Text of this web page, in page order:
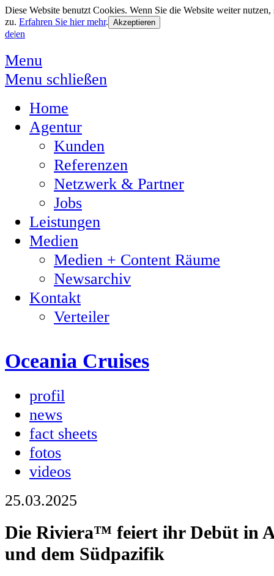
Diese Website benutzt Cookies. Wenn Sie die Website weiter
zu. Erfahren Sie hier mehr.
de|en
Menu
Menu schließen
Home
Agentur
Kunden
Referenzen
Netzwerk & Partner
Jobs
Leistungen
Medien
Medien + Content Räume
Newsarchiv
Kontakt
Verteiler
Oceania Cruises
profil
news
fact sheets
fotos
videos
25.03.2025
Die Riviera™ feiert ihr Debüt in
und dem Südpazifik